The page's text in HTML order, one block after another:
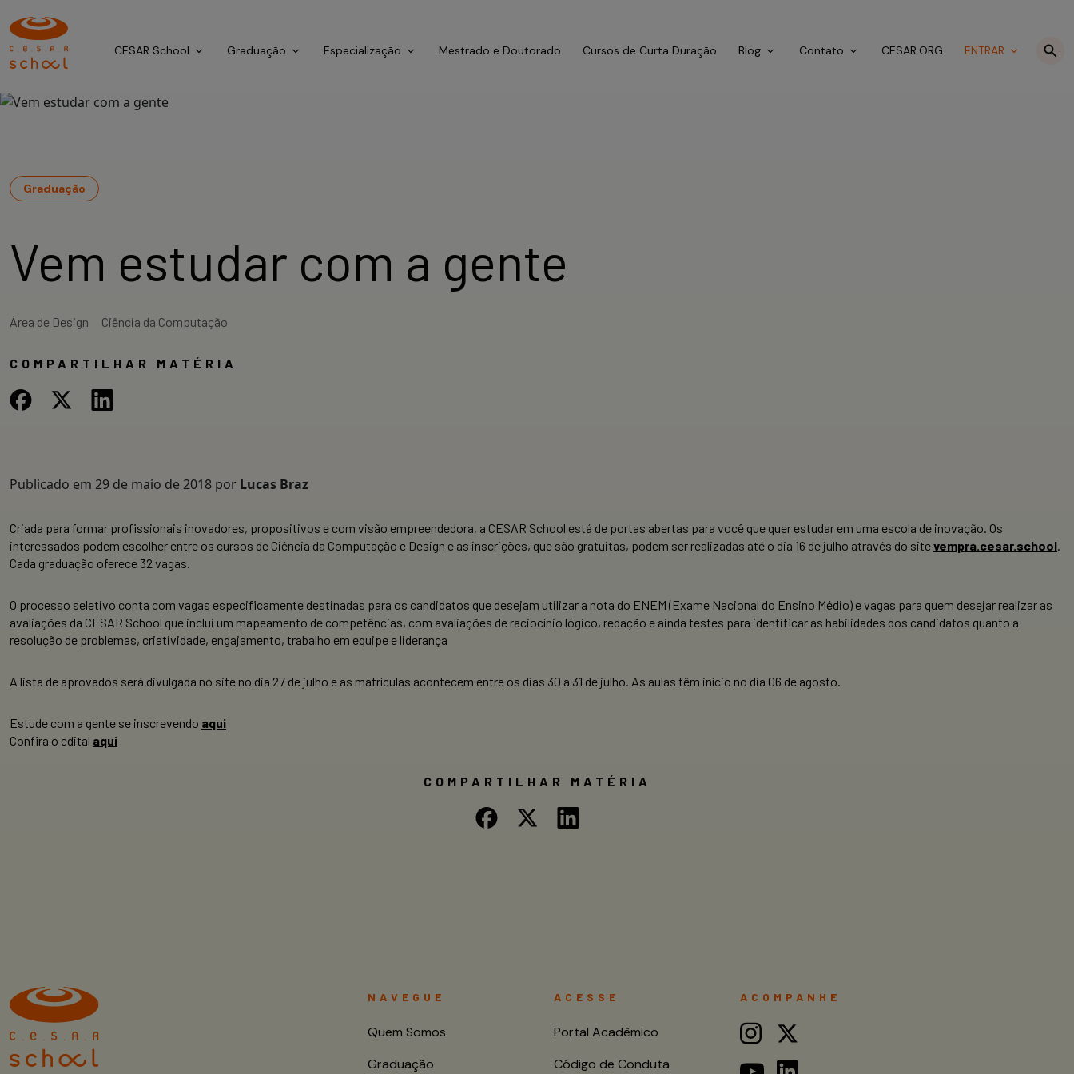
CESAR School Graduação Especialização Mestrado e Doutorado Cursos de Curta Duração Blog Contato CESAR.ORG ENTRAR
Graduação
Vem estudar com a gente
Área de Design Ciência da Computação
COMPARTILHAR MATÉRIA
Publicado em 29 de maio de 2018 por Lucas Braz
Criada para formar profissionais inovadores, propositivos e com visão empreendedora, a CESAR School está de portas abertas para você que quer estudar em uma escola de inovação. Os
interessados podem escolher entre os cursos de Ciência da Computação e Design e as inscrições, que são gratuitas, podem ser realizadas até o dia 16 de julho através do sitevempra.cesar.school.
Cada graduação oferece 32 vagas.
O processo seletivo conta com vagas especificamente destinadas para os candidatos que desejam utilizar a nota do ENEM (Exame Nacional do Ensino Médio) e vagas para quem desejar realizar as
avaliações da CESAR School que inclui um mapeamento de competências, com avaliações de raciocínio lógico, redação e ainda testes para identificar as habilidades dos candidatos quanto a
resolução de problemas, criatividade, engajamento, trabalho em equipe e liderança
A lista de aprovados será divulgada no site no dia 27 de julho e as matrículas acontecem entre os dias 30 a 31 de julho. As aulas têm início no dia 06 de agosto.
Estude com a gente se inscrevendo aqui
Confira o edital aqui
COMPARTILHAR MATÉRIA
NAVEGUE
Quem Somos
Graduação
ACESSE
Portal Acadêmico
Código de Conduta
ACOMPANHE